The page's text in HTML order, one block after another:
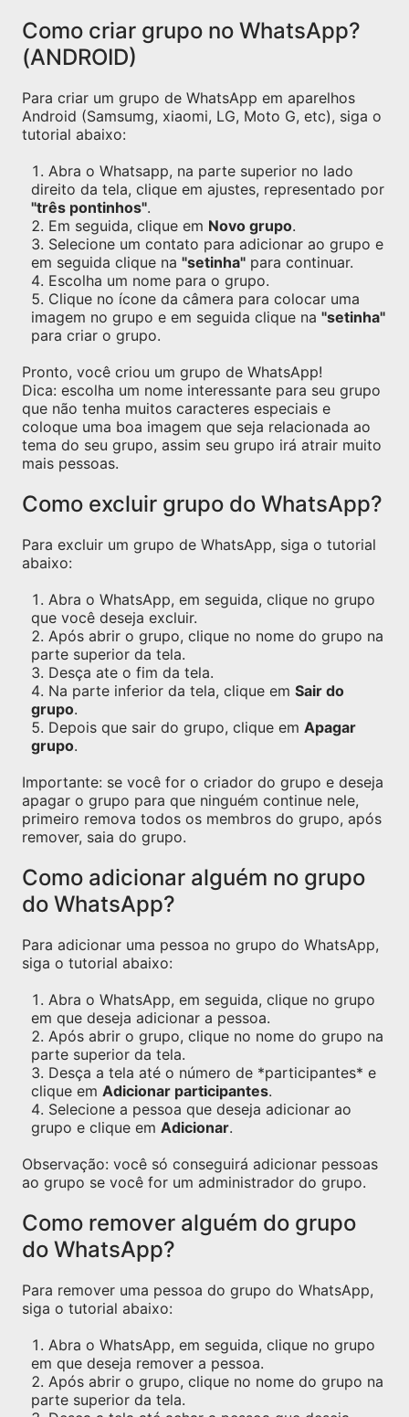
Como criar grupo no WhatsApp?
(ANDROID)
Para criar um grupo de WhatsApp em aparelhos
Android (Samsumg, xiaomi, LG, Moto G, etc), siga o
tutorial abaixo:
Abra o Whatsapp, na parte superior no lado
direito da tela, clique em ajustes, representado por
"três pontinhos".
Em seguida, clique em Novo grupo.
Selecione um contato para adicionar ao grupo e
em seguida clique na "setinha" para continuar.
Escolha um nome para o grupo.
Clique no ícone da câmera para colocar uma
imagem no grupo e em seguida clique na "setinha"
para criar o grupo.
Pronto, você criou um grupo de WhatsApp!
Dica: escolha um nome interessante para seu grupo
que não tenha muitos caracteres especiais e
coloque uma boa imagem que seja relacionada ao
tema do seu grupo, assim seu grupo irá atrair muito
mais pessoas.
Como excluir grupo do WhatsApp?
Para excluir um grupo de WhatsApp, siga o tutorial
abaixo:
Abra o WhatsApp, em seguida, clique no grupo
que você deseja excluir.
Após abrir o grupo, clique no nome do grupo na
parte superior da tela.
Desça ate o fim da tela.
Na parte inferior da tela, clique em Sair do
grupo.
Depois que sair do grupo, clique em Apagar
grupo.
Importante: se você for o criador do grupo e deseja
apagar o grupo para que ninguém continue nele,
primeiro remova todos os membros do grupo, após
remover, saia do grupo.
Como adicionar alguém no grupo
do WhatsApp?
Para adicionar uma pessoa no grupo do WhatsApp,
siga o tutorial abaixo:
Abra o WhatsApp, em seguida, clique no grupo
em que deseja adicionar a pessoa.
Após abrir o grupo, clique no nome do grupo na
parte superior da tela.
Desça a tela até o número de *participantes* e
clique em Adicionar participantes.
Selecione a pessoa que deseja adicionar ao
grupo e clique em Adicionar.
Observação: você só conseguirá adicionar pessoas
ao grupo se você for um administrador do grupo.
Como remover alguém do grupo
do WhatsApp?
Para remover uma pessoa do grupo do WhatsApp,
siga o tutorial abaixo:
Abra o WhatsApp, em seguida, clique no grupo
em que deseja remover a pessoa.
Após abrir o grupo, clique no nome do grupo na
parte superior da tela.